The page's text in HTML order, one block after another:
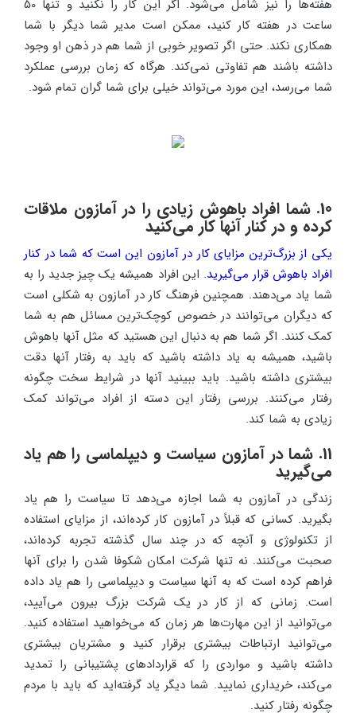
هفته‌ها را نیز شامل می‌شود. اگر این کار را نکنید و تنها 50
ساعت در هفته کار کنید، ممکن است مدیر شما دیگر با شما
همکاری نکند. حتی اگر تصویر خوبی از شما هم در ذهن او وجود
داشته باشند هم تفاوتی نمی‌کند. هرگاه که زمان بررسی عملکرد
شما می‌رسد، این مورد می‌تواند خیلی برای شما گران تمام شود.
10. شما افراد باهوش زیادی را در آمازون ملاقات
کرده و در کنار آنها کار می‌کنید
یکی از بزرگ‌ترین مزایای کار در آمازون این است که شما در کنار
افراد باهوش قرار می‌گیرید. این افراد همیشه یک چیز جدید را به
شما یاد می‌دهند. همچنین فرهنگ کار در آمازون به شکلی است
که دیگران می‌توانند در خصوص کوچک‌ترین مسائل هم به شما
کمک کنند. اگر شما هم به دنبال این هستید که مثل آنها باهوش
باشید، همیشه به یاد داشته باشید که باید به رفتار آنها دقت
بیشتری داشته باشید. باید ببینید آنها در شرایط سخت چگونه
رفتار می‌کنند. بررسی رفتار این دسته از افراد می‌تواند کمک
زیادی به شما کند.
11. شما در آمازون سیاست و دیپلماسی را هم یاد
می‌گیرید
زندگی در آمازون به شما اجازه می‌دهد تا سیاست را هم یاد
بگیرید. کسانی که قبلاً در آمازون کار کرده‌اند، از مزایای استفاده
از تکنولوژی و آنچه که در چند سال گذشته تجربه کرده‌اند،
صحبت می‌کنند. نه تنها شرکت امکان شکوفا شدن را برای آنها
فراهم کرده است که به آنها سیاست و دیپلماسی را هم یاد داده
است. زمانی که از کار در یک شرکت بزرگ بیرون می‌آیید،
می‌توانید از این مهارت‌ها هر زمان که می‌خواهید استفاده کنید.
می‌توانید ارتباطات بیشتری برقرار کنید و مشتریان بیشتری
داشته باشید و مواردی را که قراردادهای پشتیبانی را تمدید
می‌کند، خریداری نمایید. شما دیگر یاد گرفته‌اید که باید با مردم
چگونه رفتار ‌کنید.